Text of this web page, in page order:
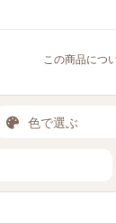
この商品につ
色で選ぶ